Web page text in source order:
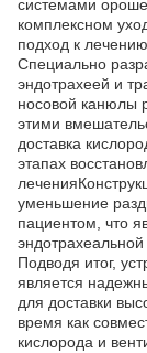
системами
комплексном
подход к
Специально
эндотрахеей и
носовой канюлы
этими
доставка
этапах
уменьшение
пациентом, что
эндотрахеальной
Подводя итог,
является
для доставки
время как
кислорода и